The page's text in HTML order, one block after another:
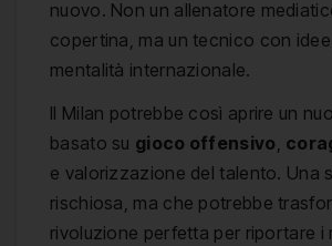
nuovo. Non un allenatore
copertina, ma un tecnico con
mentalità internazionale.
Il Milan potrebbe così aprire un
basato su gioco offensivo,
e valorizzazione del talento. Una
rischiosa, ma che potrebbe
rivoluzione perfetta per riportare i